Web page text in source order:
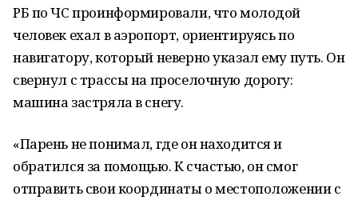
РБ по ЧС проинформировали, что молодой
человек ехал в аэропорт, ориентируясь по
навигатору, который неверно указал ему путь. Он
свернул с трассы на проселочную дорогу:
машина застряла в снегу.
«Парень не понимал, где он находится и
обратился за помощью. К счастью, он смог
отправить свои координаты о местоположении с